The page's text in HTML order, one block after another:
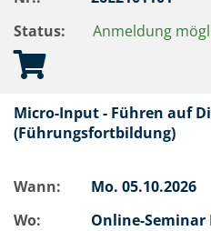
Status:
Anmeldung
Micro-Input - Führen auf
(Führungsfortbildung)
Wann: Mo. 05.10.2026
Wo:
Online-Seminar